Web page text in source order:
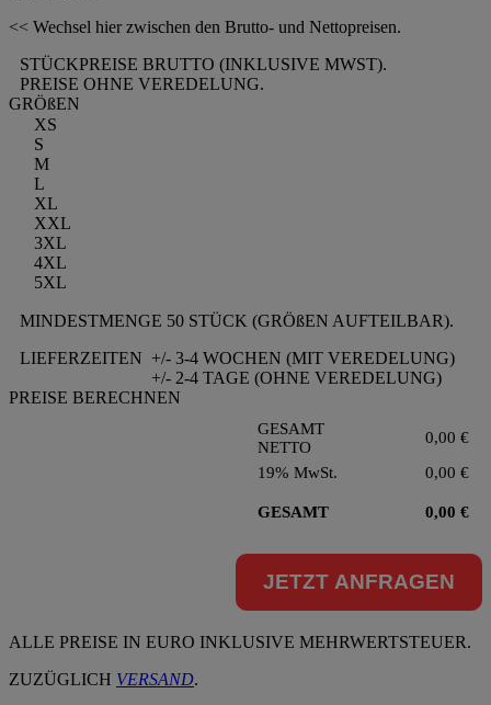
<< Wechsel hier zwischen den Brutto- und Nettopreisen.
STÜCKPREISE BRUTTO (INKLUSIVE MWST).
PREISE OHNE VEREDELUNG.
GRÖßEN
XS
S
M
L
XL
XXL
3XL
4XL
5XL
MINDESTMENGE 50 STÜCK (GRÖßEN AUFTEILBAR).
LIEFERZEITEN +/- 3-4 WOCHEN (MIT VEREDELUNG)
+/- 2-4 TAGE (OHNE VEREDELUNG)
PREISE BERECHNEN
GESAMT
NETTO
0,00 €
19% MwSt.
0,00 €
GESAMT 0,00 €
JETZT ANFRAGEN
ALLE PREISE IN EURO INKLUSIVE MEHRWERTSTEUER.
ZUZÜGLICH VERSAND.